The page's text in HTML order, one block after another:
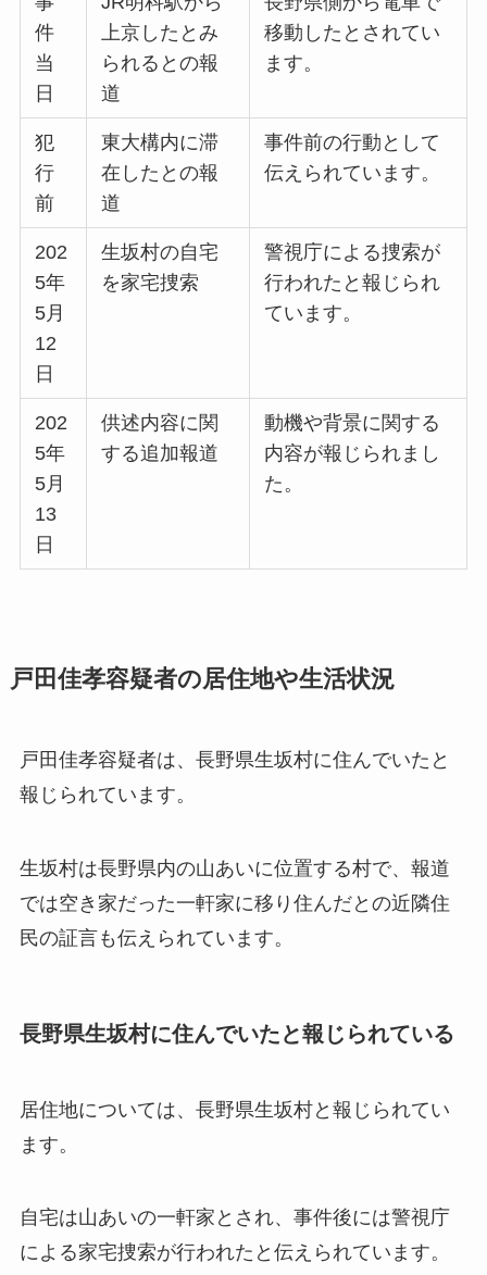
件
当
日
上京したとみ
られるとの報
道
移動したとされてい
ます。
犯
行
前
東大構内に滞
在したとの報
道
事件前の行動として
伝えられています。
202
5年
5月
12
日
生坂村の自宅
を家宅捜索
警視庁による捜索が
行われたと報じられ
ています。
202
5年
5月
13
日
供述内容に関
する追加報道
動機や背景に関する
内容が報じられまし
た。
戸田佳孝容疑者の居住地や生活状況
戸田佳孝容疑者は、長野県生坂村に住んでいたと
報じられています。
生坂村は長野県内の山あいに位置する村で、報道
では空き家だった一軒家に移り住んだとの近隣住
民の証言も伝えられています。
長野県生坂村に住んでいたと報じられている
居住地については、長野県生坂村と報じられてい
ます。
自宅は山あいの一軒家とされ、事件後には警視庁
による家宅捜索が行われたと伝えられています。